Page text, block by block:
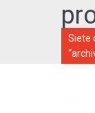
Siete